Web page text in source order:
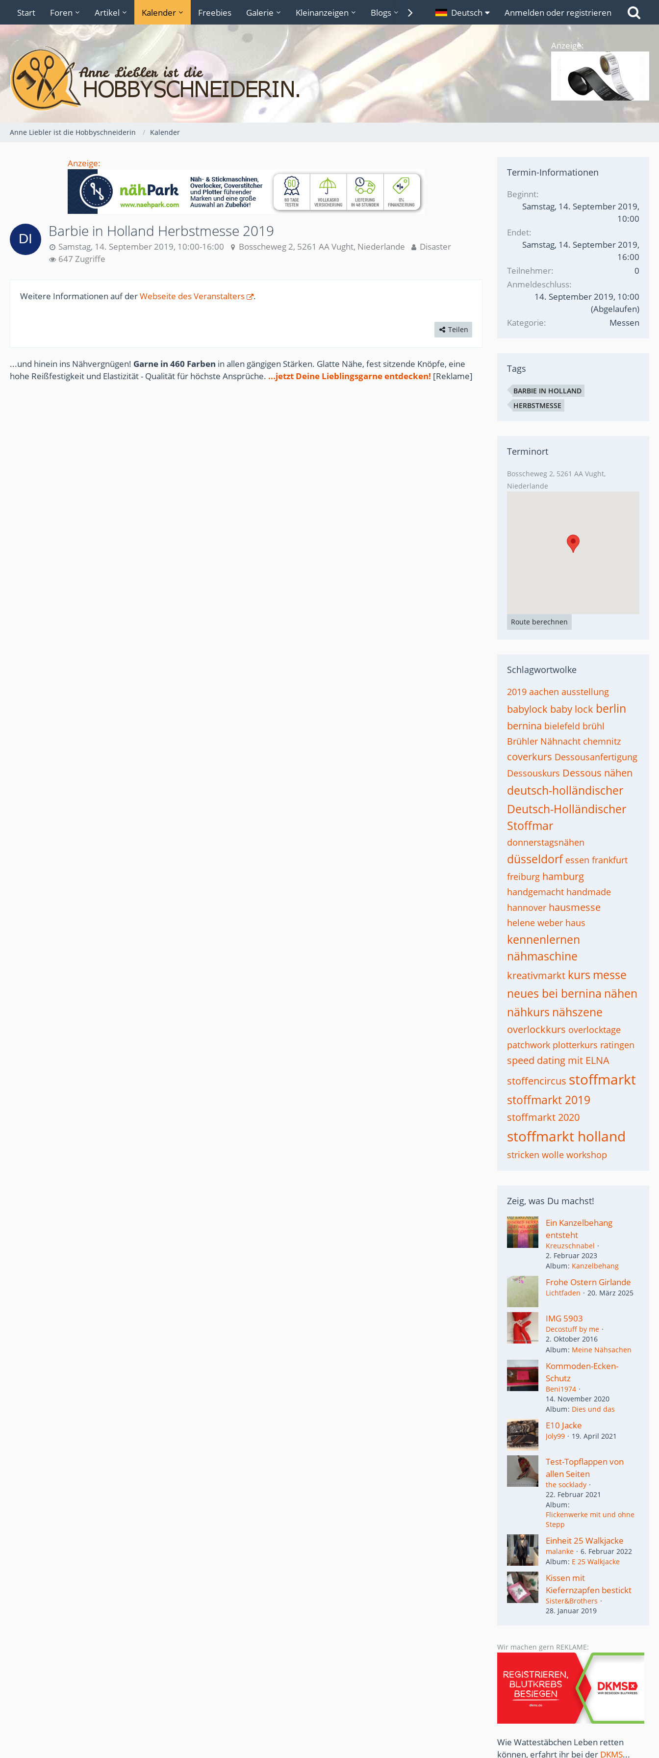
Start Foren Artikel Kalender Freebies Galerie Kleinanzeigen Blogs Lexikon Links
Deutsch Anmelden oder registrieren
Anzeige:
Anne Liebler ist die Hobbyschneiderin Kalender
Anzeige:
Barbie in Holland Herbstmesse 2019
Samstag, 14. September 2019, 10:00-16:00 Bosscheweg 2, 5261 AA Vught, Niederlande
Disaster
647 Zugriffe
Weitere Informationen auf derWebseite des Veranstalters .
Teilen
...und hinein ins Nähvergnügen! Garne in 460 Farben in allen gängigen Stärken. Glatte Nähe, fest sitzende Knöpfe, eine
hohe Reißfestigkeit und Elastizität - Qualität für höchste Ansprüche. ...jetzt Deine Lieblingsgarne entdecken! [Reklame]
Termin-Informationen
Beginnt
Samstag, 14. September 2019,
10:00
Endet
Samstag, 14. September 2019,
16:00
Teilnehmer
0
Anmeldeschluss
14. September 2019, 10:00
(Abgelaufen)
Kategorie
Messen
Tags
BARBIE IN HOLLAND
HERBSTMESSE
Terminort
Bosscheweg 2, 5261 AA Vught,
Niederlande
Route berechnen
Schlagwortwolke
2019 aachen ausstellung
babylock baby lock berlin
bernina bielefeld brühl
Brühler Nähnacht chemnitz
coverkurs Dessousanfertigung
Dessouskurs Dessous nähen
deutsch-holländischer
Deutsch-Holländischer
Stoffmar
donnerstagsnähen
düsseldorf essen frankfurt
freiburg hamburg
handgemacht handmade
hannover hausmesse
helene weber haus
kennenlernen
nähmaschine
kreativmarkt kurs messe
neues bei bernina nähen
nähkurs nähszene
overlockkurs overlocktage
patchwork plotterkurs ratingen
speed dating mit ELNA
stoffencircus stoffmarkt
stoffmarkt 2019
stoffmarkt 2020
stoffmarkt holland
stricken wolle workshop
Zeig, was Du machst!
Ein Kanzelbehang
entsteht
Kreuzschnabel
2. Februar 2023
Album Kanzelbehang
Frohe Ostern Girlande
Lichtfaden 20. März 2025
IMG 5903
Decostuff by me
2. Oktober 2016
Album Meine Nähsachen
Kommoden-Ecken-
Schutz
Beni1974
14. November 2020
Album Dies und das
E10 Jacke
Joly99 19. April 2021
Test-Topflappen von
allen Seiten
the socklady
22. Februar 2021
Album
Flickenwerke mit und ohne
Stepp
Einheit 25 Walkjacke
malanke
6. Februar 2022
Album E 25 Walkjacke
Kissen mit
Kiefernzapfen bestickt
Sister&Brothers
28. Januar 2019
Wir machen gern REKLAME:
Wie Wattestäbchen Leben retten
können, erfahrt ihr bei der DKMS...